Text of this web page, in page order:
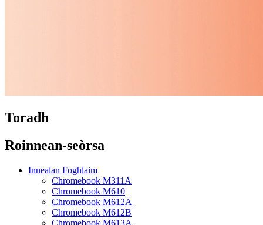
Toradh
Roinnean-seòrsa
Innealan Foghlaim
Chromebook M311A
Chromebook M610
Chromebook M612A
Chromebook M612B
Chromebook M613A